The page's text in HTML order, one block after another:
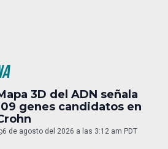
3D del ADN señala
genes candidatos en
6 de agosto del 2026 a las 3:12 am PDT